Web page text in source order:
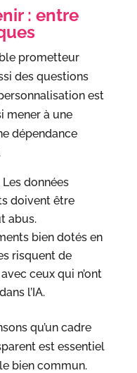
: entre
prometteur
des questions
est
mener à une
dépendance
données
doivent être
abus.
bien dotés en
risquent de
ceux qui n’ont
l’IA.
qu’un cadre
est essentiel
bien commun.